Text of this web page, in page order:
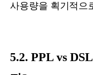
사용량을 획기적으
5.2. PPL vs